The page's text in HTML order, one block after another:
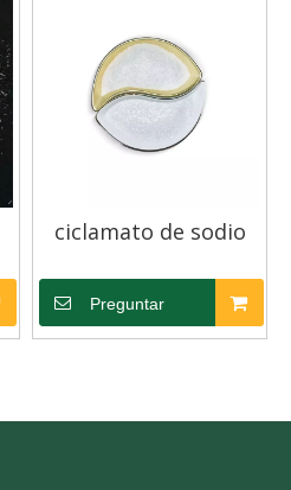
ciclamato de sodio
Preguntar